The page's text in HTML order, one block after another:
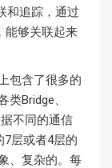
和追踪，通过
能够关联起来
包含了很多的
Bridge、
不同的通信
7层或者4层的
、复杂的。每